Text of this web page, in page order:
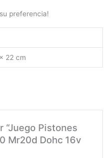
preferencia!
22 cm
“Juego Pistones
Mr20d Dohc 16v